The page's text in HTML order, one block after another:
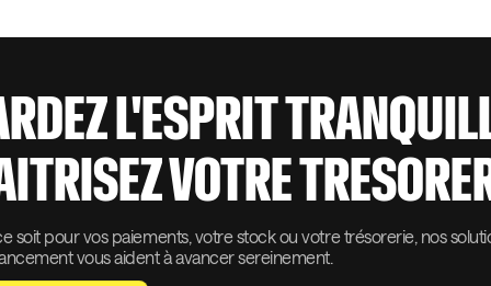
L'ESPRIT
VOTRE
soit pour vos paiements, votre stock ou votre trésorerie, nos
vous aident à avancer sereinement.